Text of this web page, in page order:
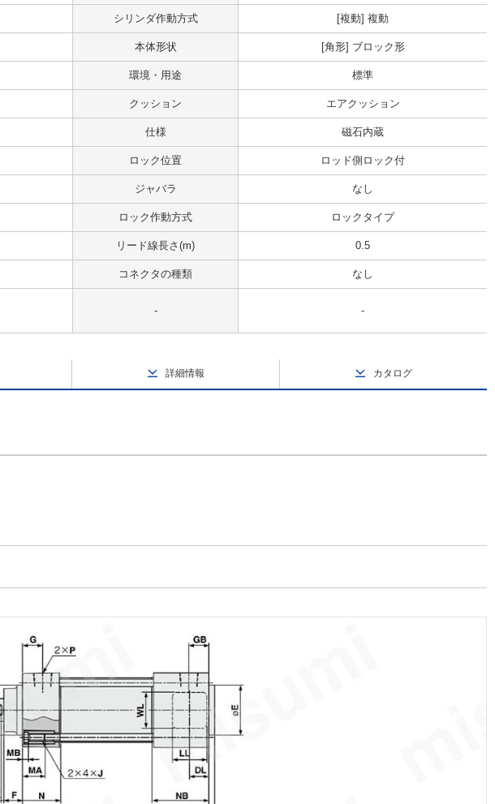
シリンダ作動方式 [複動] 複動
本体形状 [角形] ブロック形
環境・用途 標準
クッション エアクッション
仕様 磁石内蔵
ロック位置 ロッド側ロック付
ジャバラ なし
ロック作動方式 ロックタイプ
リード線長さ(m) 0.5
コネクタの種類 なし
- -
詳細情報 カタログ